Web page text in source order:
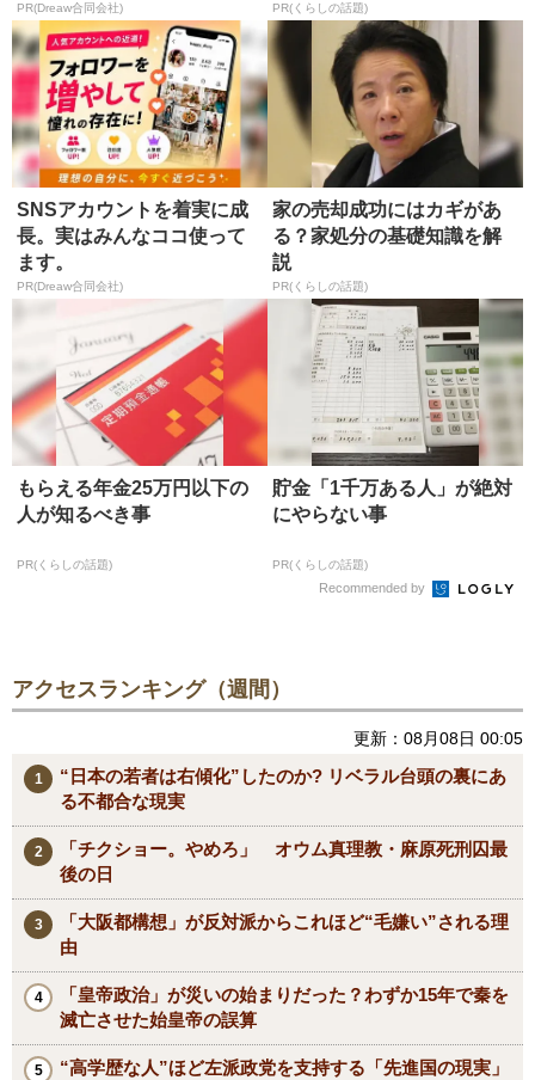
PR(Dreaw合同会社) PR(くらしの話題)
SNSアカウントを着実に成
長。実はみんなココ使って
ます。
PR(Dreaw合同会社)
家の売却成功にはカギがあ
る？家処分の基礎知識を解
説
PR(くらしの話題)
もらえる年金25万円以下の
人が知るべき事
PR(くらしの話題)
貯金「1千万ある人」が絶対
にやらない事
PR(くらしの話題)
Recommended by
アクセスランキング（週間）
更新：08月08日 00:05
“日本の若者は右傾化”したのか? リベラル台頭の裏にあ
る不都合な現実
「チクショー。やめろ」 オウム真理教・麻原死刑囚最
後の日
「大阪都構想」が反対派からこれほど“毛嫌い”される理
由
「皇帝政治」が災いの始まりだった？わずか15年で秦を
滅亡させた始皇帝の誤算
“高学歴な人”ほど左派政党を支持する「先進国の現実」